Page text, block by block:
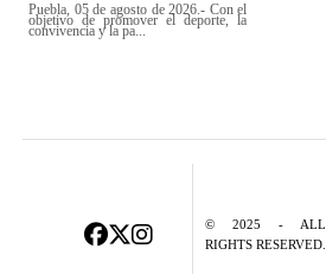
Puebla, 05 de agosto de 2026.- Con el
objetivo de promover el deporte, la
convivencia y la pa...
© 2025 - ALL
RIGHTS RESERVED.